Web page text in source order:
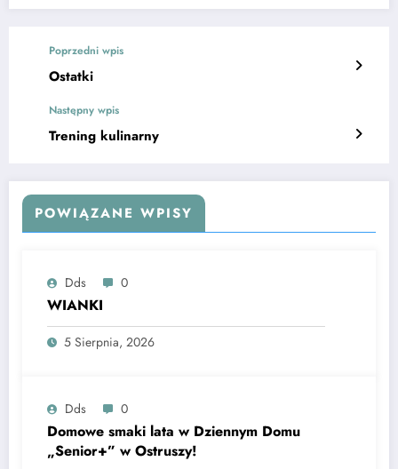
Poprzedni wpis
Ostatki
Następny wpis
Trening kulinarny
POWIĄZANE WPISY
Dds 0
WIANKI
5 Sierpnia, 2026
Dds 0
Domowe smaki lata w Dziennym Domu
„Senior+” w Ostruszy!